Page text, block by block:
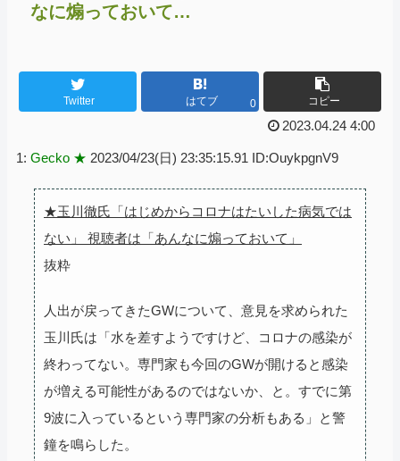
なに煽っておいて…
Twitter はてブ 0 コピー
2023.04.24 4:00
1: Gecko ★ 2023/04/23(日) 23:35:15.91 ID:OuykpgnV9
★玉川徹氏「はじめからコロナはたいした病気では
ない」 視聴者は「あんなに煽っておいて」
抜粋
人出が戻ってきたGWについて、意見を求められた
玉川氏は「水を差すようですけど、コロナの感染が
終わってない。専門家も今回のGWが開けると感染
が増える可能性があるのではないか、と。すでに第
9波に入っているという専門家の分析もある」と警
鐘を鳴らした。